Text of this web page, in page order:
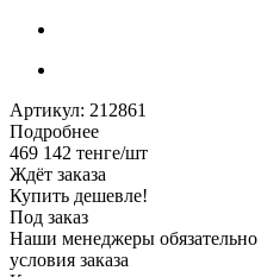
Артикул: 212861
Подробнее
469 142 тенге/шт
Ждёт заказа
Купить дешевле!
Под заказ
Наши менеджеры обязательно
условия заказа